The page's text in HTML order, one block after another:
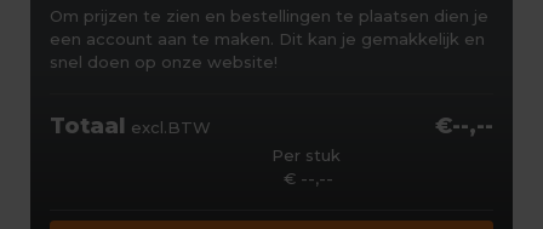
Om prijzen te zien en bestellingen te plaatsen dien je
een account aan te maken. Dit kan je gemakkelijk en
snel doen op onze website!
Totaal excl.BTW €--,--
Per stuk
€ --,--